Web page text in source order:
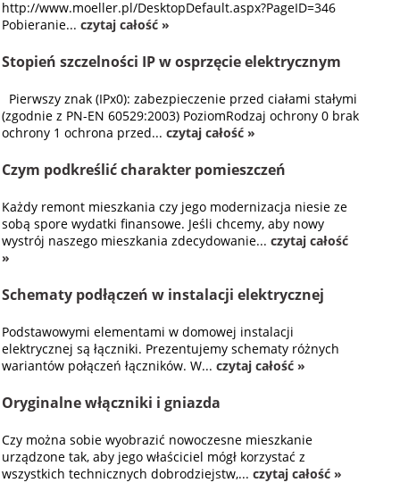
http://www.moeller.pl/DesktopDefault.aspx?PageID=346
Pobieranie...czytaj całość »
Stopień szczelności IP w osprzęcie elektrycznym
Pierwszy znak (IPx0): zabezpieczenie przed ciałami stałymi
(zgodnie z PN-EN 60529:2003) PoziomRodzaj ochrony 0 brak
ochrony 1 ochrona przed...czytaj całość »
Czym podkreślić charakter pomieszczeń
Każdy remont mieszkania czy jego modernizacja niesie ze
sobą spore wydatki finansowe. Jeśli chcemy, aby nowy
wystrój naszego mieszkania zdecydowanie...czytaj całość
»
Schematy podłączeń w instalacji elektrycznej
Podstawowymi elementami w domowej instalacji
elektrycznej są łączniki. Prezentujemy schematy różnych
wariantów połączeń łączników. W...czytaj całość »
Oryginalne włączniki i gniazda
Czy można sobie wyobrazić nowoczesne mieszkanie
urządzone tak, aby jego właściciel mógł korzystać z
wszystkich technicznych dobrodziejstw,...czytaj całość »